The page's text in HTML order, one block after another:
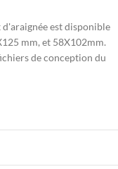
est disponible
mm, et 58X102mm.
de conception du